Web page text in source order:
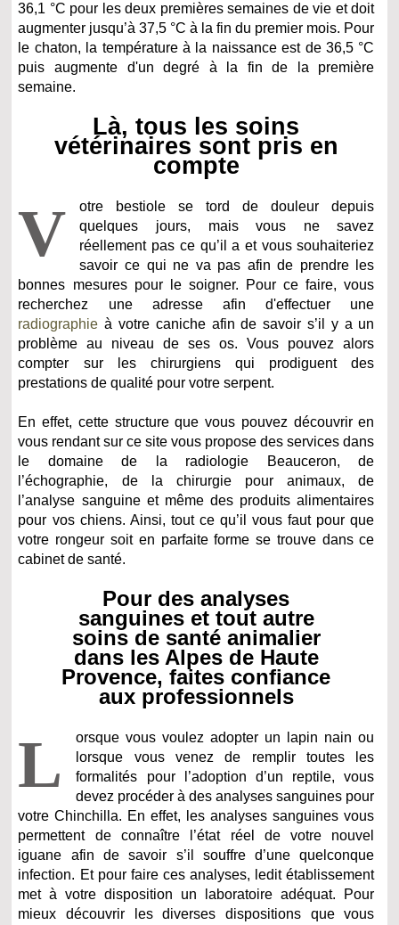
36,1 °C pour les deux premières semaines de vie et doit
augmenter jusqu’à 37,5 °C à la fin du premier mois. Pour
le chaton, la température à la naissance est de 36,5 °C
puis augmente d'un degré à la fin de la première
semaine.
Là, tous les soins
vétérinaires sont pris en
compte
V
otre bestiole se tord de douleur depuis
quelques jours, mais vous ne savez
réellement pas ce qu’il a et vous souhaiteriez
savoir ce qui ne va pas afin de prendre les
bonnes mesures pour le soigner. Pour ce faire, vous
recherchez une adresse afin d'effectuer une
radiographie à votre caniche afin de savoir s’il y a un
problème au niveau de ses os. Vous pouvez alors
compter sur les chirurgiens qui prodiguent des
prestations de qualité pour votre serpent.
En effet, cette structure que vous pouvez découvrir en
vous rendant sur ce site vous propose des services dans
le domaine de la radiologie Beauceron, de
l’échographie, de la chirurgie pour animaux, de
l’analyse sanguine et même des produits alimentaires
pour vos chiens. Ainsi, tout ce qu’il vous faut pour que
votre rongeur soit en parfaite forme se trouve dans ce
cabinet de santé.
Pour des analyses
sanguines et tout autre
soins de santé animalier
dans les Alpes de Haute
Provence, faites confiance
aux professionnels
L
orsque vous voulez adopter un lapin nain ou
lorsque vous venez de remplir toutes les
formalités pour l’adoption d’un reptile, vous
devez procéder à des analyses sanguines pour
votre Chinchilla. En effet, les analyses sanguines vous
permettent de connaître l’état réel de votre nouvel
iguane afin de savoir s’il souffre d’une quelconque
infection. Et pour faire ces analyses, ledit établissement
met à votre disposition un laboratoire adéquat. Pour
mieux découvrir les diverses dispositions que vous